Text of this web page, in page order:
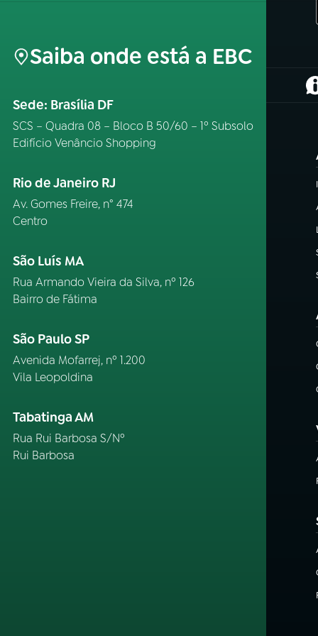
Saiba onde está a EBC
Sede: Brasília DF
SCS – Quadra 08 – Bloco B 50/60 – 1º Subsolo
Edifício Venâncio Shopping
Rio de Janeiro RJ
Av. Gomes Freire, n° 474
Centro
São Luís MA
Rua Armando Vieira da Silva, nº 126
Bairro de Fátima
São Paulo SP
Avenida Mofarrej, nº 1.200
Vila Leopoldina
Tabatinga AM
Rua Rui Barbosa S/Nº
Rui Barbosa